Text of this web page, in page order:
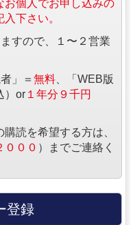
お個人でお申し込みの
下さい。
すので、１〜２営業
」＝ 無料、「WEB版
）or １年分９千円
読を希望する方は、
０００ ）までご連絡く
登録